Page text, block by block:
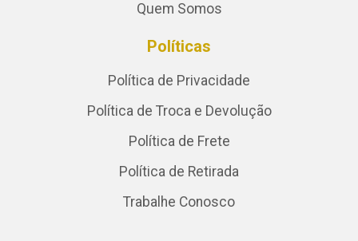
Quem Somos
Políticas
Política de Privacidade
Política de Troca e Devolução
Política de Frete
Política de Retirada
Trabalhe Conosco